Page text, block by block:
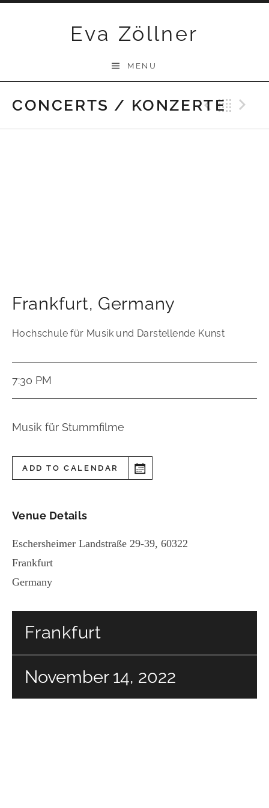
Eva Zöllner
MENU
CONCERTS / KONZERTE
Frankfurt, Germany
Hochschule für Musik und Darstellende Kunst
7:30 PM
Musik für Stummfilme
ADD TO CALENDAR
Venue Details
Eschersheimer Landstraße 29-39, 60322
Frankfurt
Germany
Frankfurt
November 14, 2022